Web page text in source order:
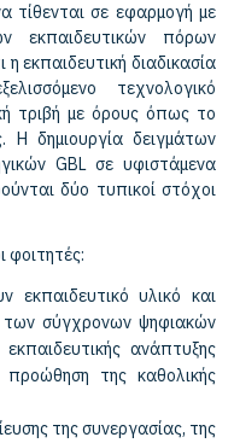
τίθενται σε εφαρμογή με
εκπαιδευτικών πόρων
η εκπαιδευτική διαδικασία
τεχνολογικό
τριβή με όρους όπως το
Η δημιουργία δειγμάτων
GBL σε υφιστάμενα
δύο τυπικοί στόχοι
φοιτητές:
εκπαιδευτικό υλικό και
των σύγχρονων ψηφιακών
ανάπτυξης
της καθολικής
της συνεργασίας, της